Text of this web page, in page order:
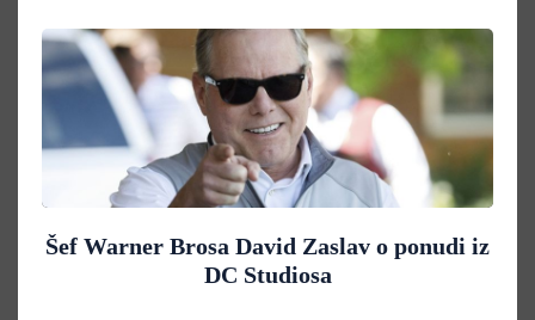
Šef Warner Brosa David Zaslav o ponudi iz
DC Studiosa